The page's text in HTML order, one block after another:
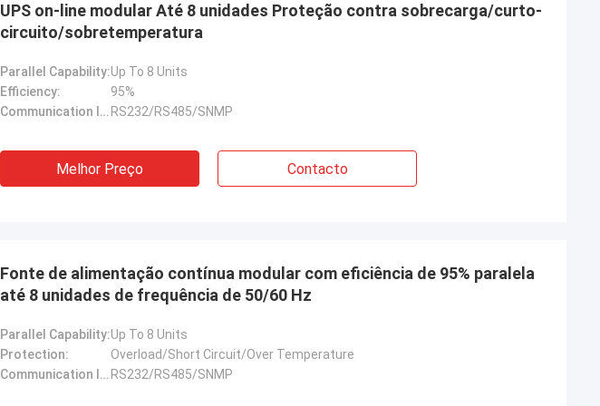
UPS on-line modular Até 8 unidades Proteção contra sobrecarga/curto-
circuito/sobretemperatura
Parallel Capability:Up To 8 Units
Efficiency:
95%
Communication Interface: RS232/RS485/SNMP
Melhor Preço Contacto
Fonte de alimentação contínua modular com eficiência de 95% paralela
até 8 unidades de frequência de 50/60 Hz
Parallel Capability:Up To 8 Units
Protection:
Overload/Short Circuit/Over Temperature
Communication Interface: RS232/RS485/SNMP